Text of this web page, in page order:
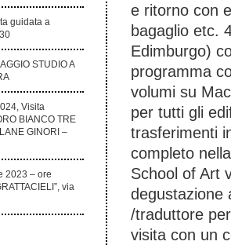
guidata a
STUDIO A
Visita
BIANCO TRE
GINORI –
2023 – ore
via
e ritorno con
bagaglio etc.
Edimburgo)
programma
volumi su
per tutti gli
trasferimenti
completo
School of Art
degustazione
/traduttore
visita con un